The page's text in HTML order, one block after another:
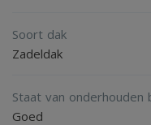
- Verwarmd middels
- Perceel van 455 m
- Gebruiksoppervlak
Soort dak
Zadeldak
Staat van onderhouden
Goed